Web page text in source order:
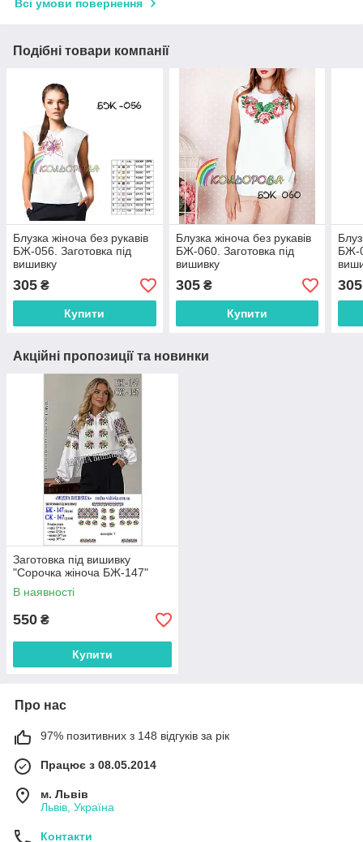
Всі умови повернення
Подібні товари компанії
Блузка жіноча без рукавів
БЖ-056. Заготовка під
вишивку
305 ₴
Купити
Блузка жіноча без рукавів
БЖ-060. Заготовка під
вишивку
305₴
Купити
БЖ-
305
Акційні пропозиції та новинки
Заготовка під вишивку
"Сорочка жіноча БЖ-147"
В наявності
550 ₴
Купити
Про нас
97% позитивних з 148 відгуків за рік
Працює з 08.05.2014
м. Львів
Львів, Україна
Контакти